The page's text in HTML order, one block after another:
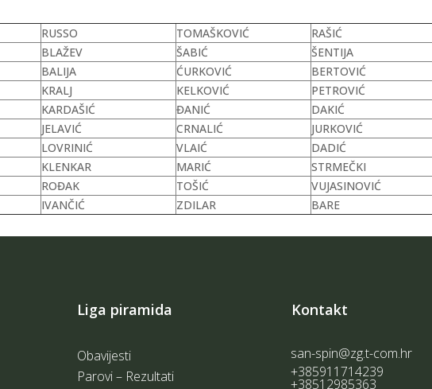
RUSSO TOMAŠKOVIĆ RAŠIĆ
BLAŽEV ŠABIĆ ŠENTIJA
BALIJA ĆURKOVIĆ BERTOVIĆ
KRALJ KELKOVIĆ PETROVIĆ
KARDAŠIĆ ĐANIĆ DAKIĆ
JELAVIĆ CRNALIĆ JURKOVIĆ
LOVRINIĆ VLAIĆ DADIĆ
KLENKAR MARIĆ STRMEČKI
ROĐAK TOŠIĆ VUJASINOVIĆ
IVANČIĆ ZDILAR BARE
Liga piramida
Obavijesti
Parovi – Rezultati
Kontakt
san-spin@zg.t-com.hr
+385911714239
+38512985363